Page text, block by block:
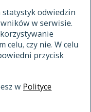
odwiedzin
w serwisie.
celu, czy nie. W celu
przycisk
w Polityce